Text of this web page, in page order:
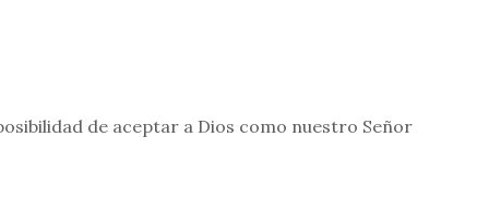
de aceptar a Dios como nuestro Señor